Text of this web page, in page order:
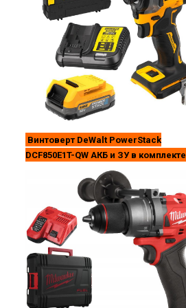
Винтоверт DeWalt PowerStack
DCF850E1T-QW АКБ и ЗУ в комплекте